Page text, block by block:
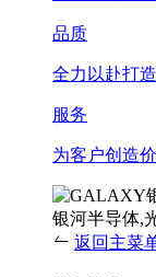
品质
全力以赴打
服务
为客户创造
返回主菜